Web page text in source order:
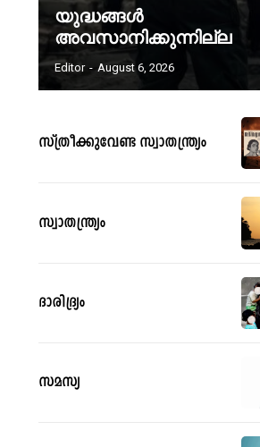
യുദ്ധങ്ങൾ
അവസാനിക്കുന്നില്ല
Editor - August 6, 2026
സ്ത്രീക്കുവേണ്ട സ്വാതന്ത്ര്യം
സ്വാതന്ത്ര്യം
ദാരിദ്ര്യം
സമസ്യ